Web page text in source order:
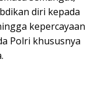
diri kepada
kepercayaan
Polri khususnya